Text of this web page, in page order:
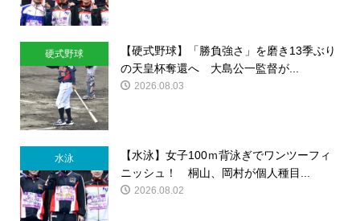
硬式野球
【硬式野球】「勝負強さ」を磨き13季ぶり
の天皇杯奪還へ 大島公一監督が...
2026.08.03
水泳
【水泳】女子100ｍ背泳ぎでワンツーフィ
ニッシュ！ 桐山、岡村が個人種目...
2026.08.02